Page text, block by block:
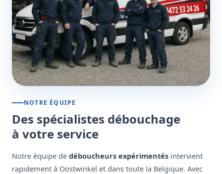
NOTRE ÉQUIPE
Des spécialistes débouchage
à votre service
Notre équipe de déboucheurs expérimentés intervient
rapidement à Oostwinkel et dans toute la Belgique. Avec